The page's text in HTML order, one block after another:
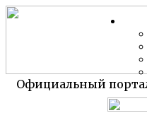
Официальный